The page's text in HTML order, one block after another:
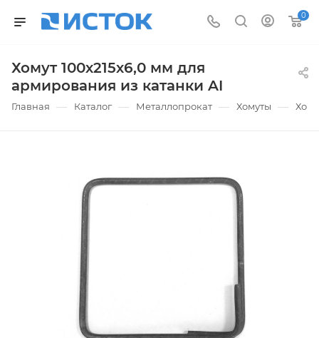
0
Хомут 100х215х6,0 мм для
армирования из катанки AI
Главная — Каталог — Металлопрокат — Хомуты —